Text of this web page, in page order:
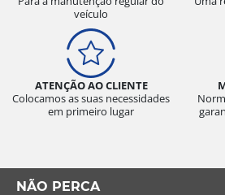
veículo
ATENÇÃO AO CLIENTE
Colocamos as suas necessidades
em primeiro lugar
NÃO PERCA